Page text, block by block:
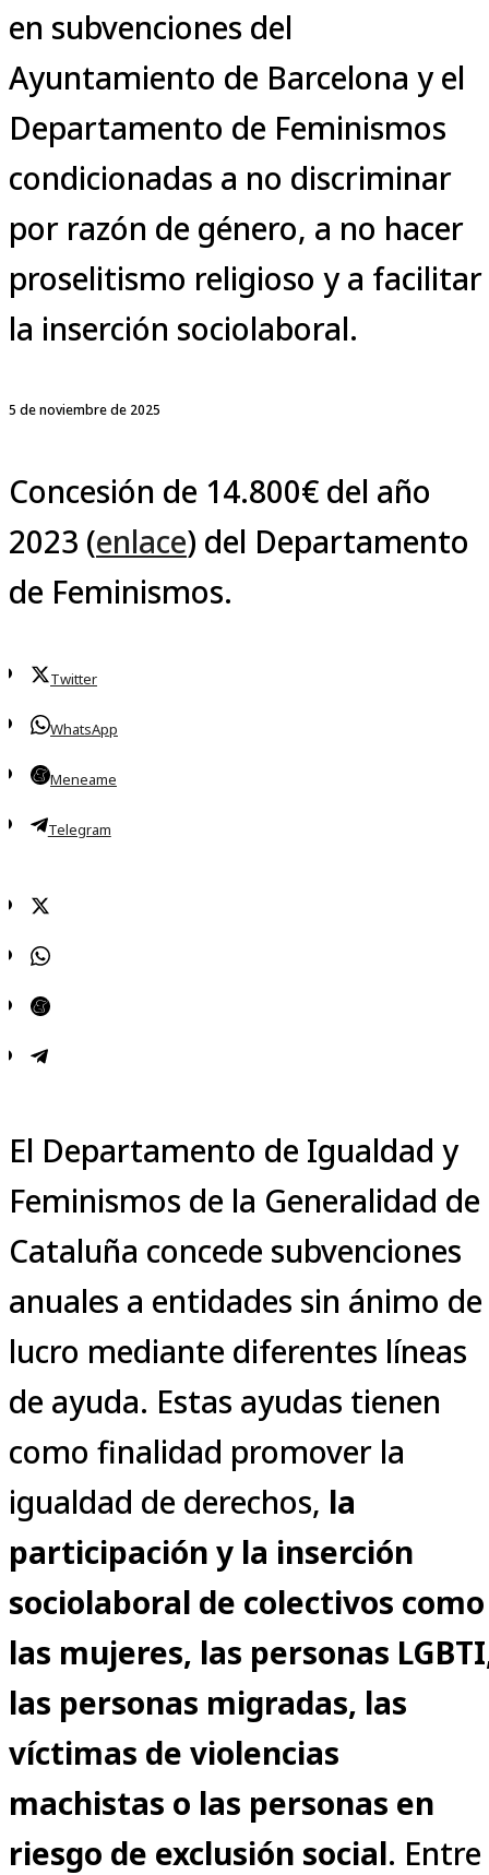
en subvenciones del
Ayuntamiento de Barcelona y el
Departamento de Feminismos
condicionadas a no discriminar
por razón de género, a no hacer
proselitismo religioso y a facilitar
la inserción sociolaboral.
5 de noviembre de 2025
Concesión de 14.800€ del año
2023 (enlace) del Departamento
de Feminismos.
Twitter
WhatsApp
Meneame
Telegram
El Departamento de Igualdad y
Feminismos de la Generalidad de
Cataluña concede subvenciones
anuales a entidades sin ánimo de
lucro mediante diferentes líneas
de ayuda. Estas ayudas tienen
como finalidad promover la
igualdad de derechos, la
participación y la inserción
sociolaboral de colectivos como
las mujeres, las personas
las personas migradas, las
víctimas de violencias
machistas o las personas en
riesgo de exclusión social. Entre